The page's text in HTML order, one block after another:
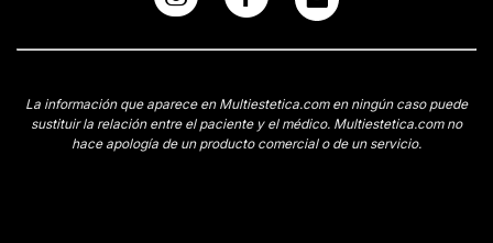
La información que aparece en Multiestetica.com en ningún caso puede
sustituir la relación entre el paciente y el médico. Multiestetica.com no
hace apología de un producto comercial o de un servicio.